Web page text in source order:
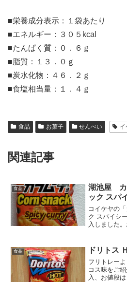
■栄養成分表示：１袋あたり
■エネルギー：３０５kcal
■たんぱく質：０．６ｇ
■脂質：１３．０ｇ
■炭水化物：４６．２ｇ
■食塩相当量：１．４ｇ
食品 お菓子 せんべい イ
関連記事
食品
湖池屋 カ
ック スパ
コイケヤの
ク スパイシ
入しました
版です。こ
ティックで
食品 ドリトス
フリトレー
コス味をご
入、お値段